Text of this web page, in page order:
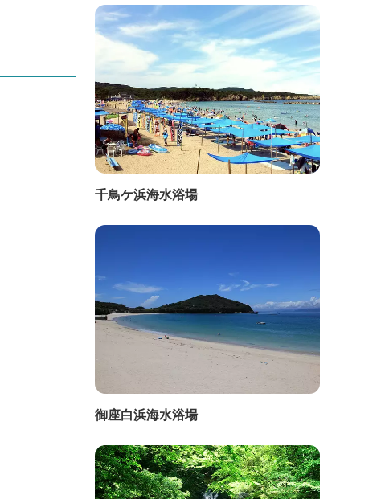
千鳥ケ浜海水浴場
御座白浜海水浴場